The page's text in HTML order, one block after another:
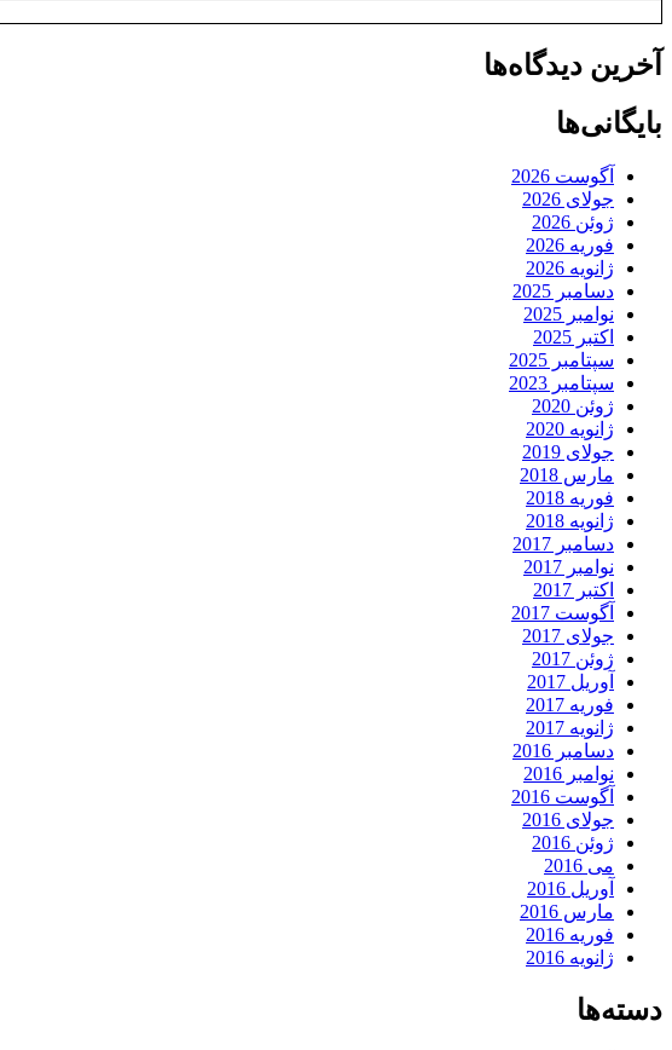
آخرین دیدگاه‌ها
بایگانی‌ها
آگوست 2026
جولای 2026
ژوئن 2026
فوریه 2026
ژانویه 2026
دسامبر 2025
نوامبر 2025
اکتبر 2025
سپتامبر 2025
سپتامبر 2023
ژوئن 2020
ژانویه 2020
جولای 2019
مارس 2018
فوریه 2018
ژانویه 2018
دسامبر 2017
نوامبر 2017
اکتبر 2017
آگوست 2017
جولای 2017
ژوئن 2017
آوریل 2017
فوریه 2017
ژانویه 2017
دسامبر 2016
نوامبر 2016
آگوست 2016
جولای 2016
ژوئن 2016
می 2016
آوریل 2016
مارس 2016
فوریه 2016
ژانویه 2016
دسته‌ها